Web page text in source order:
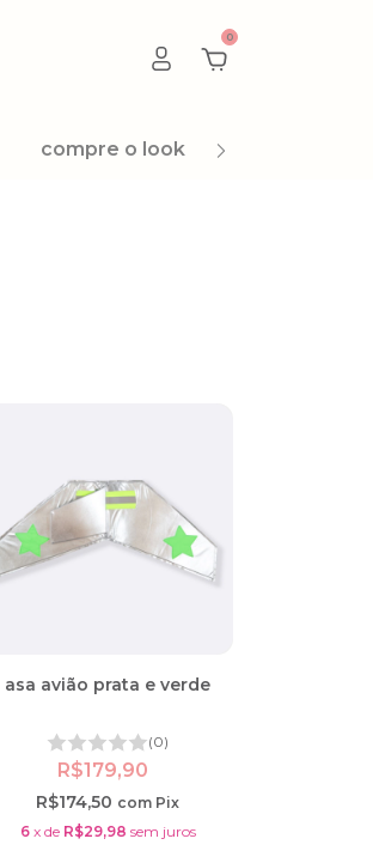
0
compre o look
asa avião prata e verde
(0)
R$179,90
R$174,50 com Pix
6 x de R$29,98 sem juros